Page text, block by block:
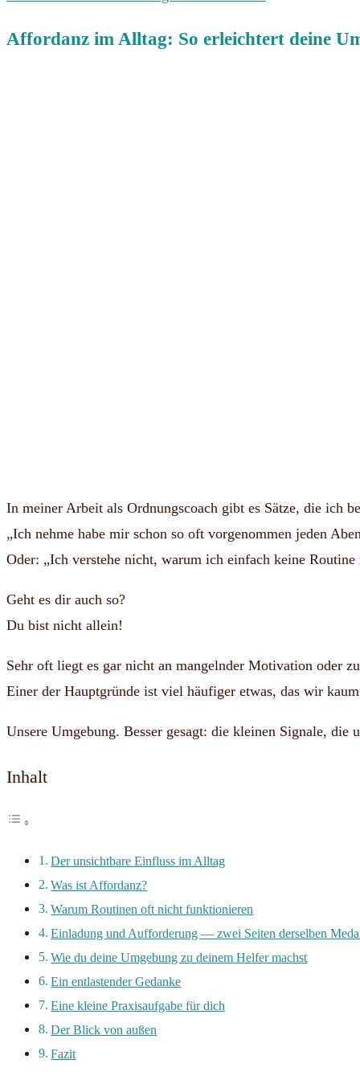
Affordanz im Alltag: So erleichtert deine
In meiner Arbeit als Ordnungscoach gibt es Sätze, die ich
„Ich nehme habe mir schon so oft vorgenommen jeden
Oder: „Ich verstehe nicht, warum ich einfach keine Routine
Geht es dir auch so?
Du bist nicht allein!
Sehr oft liegt es gar nicht an mangelnder Motivation oder
Einer der Hauptgründe ist viel häufiger etwas, das wir
Unsere Umgebung. Besser gesagt: die kleinen Signale,
Inhalt
Der unsichtbare Einfluss im Alltag
Was ist Affordanz?
Warum Routinen oft nicht funktionieren
Einladung und Aufforderung — zwei Seiten derselben
Wie du deine Umgebung zu deinem Helfer machst
Ein entlastender Gedanke
Eine kleine Praxisaufgabe für dich
Der Blick von außen
Fazit